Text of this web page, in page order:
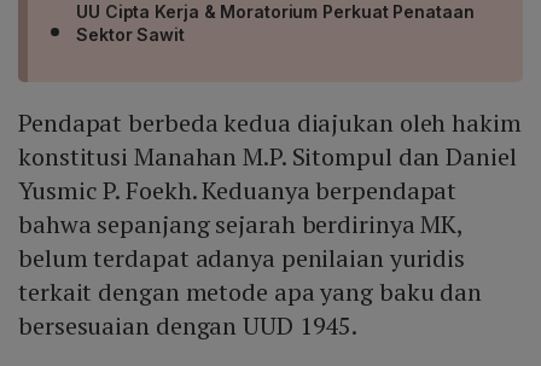
UU Cipta Kerja & Moratorium Perkuat Penataan
Sektor Sawit
Pendapat berbeda kedua diajukan oleh hakim
konstitusi Manahan M.P. Sitompul dan Daniel
Yusmic P. Foekh. Keduanya berpendapat
bahwa sepanjang sejarah berdirinya MK,
belum terdapat adanya penilaian yuridis
terkait dengan metode apa yang baku dan
bersesuaian dengan UUD 1945.